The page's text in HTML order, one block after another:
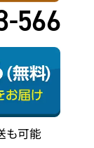
566
も可能